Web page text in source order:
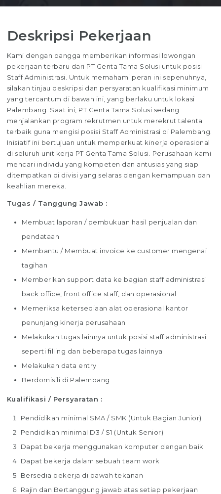
Deskripsi Pekerjaan
Kami dengan bangga memberikan informasi lowongan
pekerjaan terbaru dari PT Genta Tama Solusi untuk posisi
Staff Administrasi. Untuk memahami peran ini sepenuhnya,
silakan tinjau deskripsi dan persyaratan kualifikasi minimum
yang tercantum di bawah ini, yang berlaku untuk lokasi
Palembang. Saat ini, PT Genta Tama Solusi sedang
menjalankan program rekrutmen untuk merekrut talenta
terbaik guna mengisi posisi Staff Administrasi di Palembang.
Inisiatif ini bertujuan untuk memperkuat kinerja operasional
di seluruh unit kerja PT Genta Tama Solusi. Perusahaan kami
mencari individu yang kompeten dan antusias yang siap
ditempatkan di divisi yang selaras dengan kemampuan dan
keahlian mereka.
Tugas / Tanggung Jawab :
Membuat laporan / pembukuan hasil penjualan dan
pendataan
Membantu / Membuat invoice ke customer mengenai
tagihan
Memberikan support data ke bagian staff administrasi
back office, front office staff, dan operasional
Memeriksa ketersediaan alat operasional kantor
penunjang kinerja perusahaan
Melakukan tugas lainnya untuk posisi staff administrasi
seperti filling dan beberapa tugas lainnya
Melakukan data entry
Berdomisili di Palembang
Kualifikasi / Persyaratan :
Pendidikan minimal SMA / SMK (Untuk Bagian Junior)
Pendidikan minimal D3 / S1 (Untuk Senior)
Dapat bekerja menggunakan komputer dengan baik
Dapat bekerja dalam sebuah team work
Bersedia bekerja di bawah tekanan
Rajin dan Bertanggung jawab atas setiap pekerjaan